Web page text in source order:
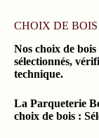
CHOIX DE BOIS
Nos choix de
sélectionnés,
technique.
La Parqueterie
choix de bois :